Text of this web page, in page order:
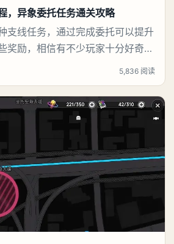
，异象委托任务通关攻略
支线任务，通过完成委托可以提升
奖励，相信有不少玩家十分好奇祸
下面就来告诉大家。异环异象委托
关后可解锁丰厚奖励。一、任务整
异象委托，领取专属任务奖励稳定
质紫色武器解锁游戏高阶内容：高
5,836 阅读